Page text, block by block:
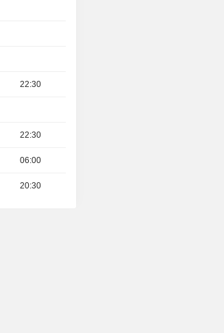
22:30
22:30
06:00
20:30